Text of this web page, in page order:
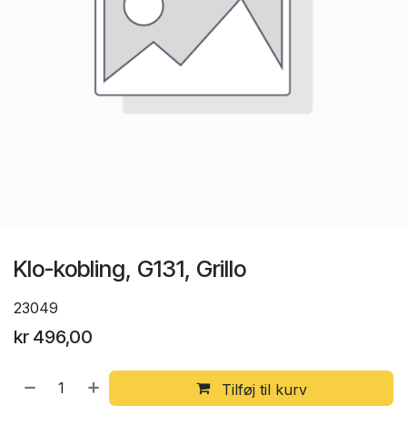
Klo-kobling, G131, Grillo
23049
kr 496,00
Tilføj til kurv